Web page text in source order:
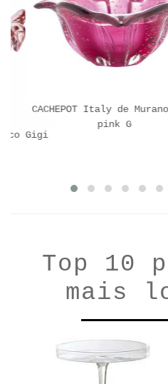
Gigi
CACHEPOT Italy de Murano
pink G
Top 10
mais